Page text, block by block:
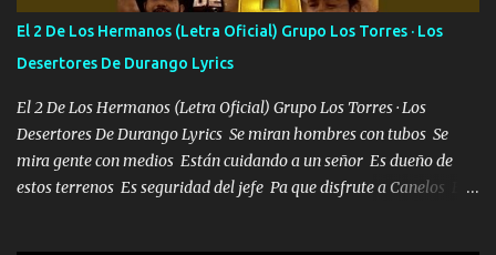
escribiendo y la otra me va a llamar Quiere que vaya a verla y que
la invite a cenar Otras más me están pidiendo que las saque a
bailar Pero es que tengo un par de conciertos más que llenar Se
mueven solo por el interés P...
El 2 De Los Hermanos (Letra Oficial) Grupo Los Torres · Los
Desertores De Durango Lyrics
El 2 De Los Hermanos (Letra Oficial) Grupo Los Torres · Los
Desertores De Durango Lyrics Se miran hombres con tubos Se
mira gente con medios Están cuidando a un señor Es dueño de
estos terrenos Es seguridad del jefe Pa que disfrute a Canelos Es